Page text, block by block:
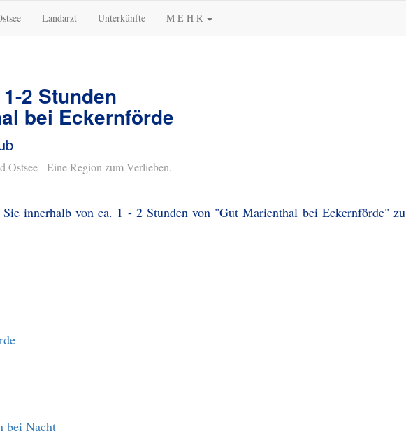
Landarzt Unterkünfte M E H R
2 Stunden
bei Eckernförde
Ostsee - Eine Region zum Verlieben.
innerhalb von ca. 1 - 2 Stunden von "Gut Marienthal bei Eckernförde" zu
bei Nacht